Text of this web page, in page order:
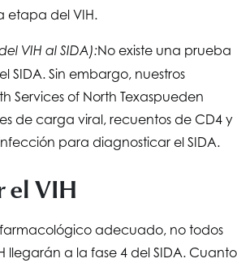
etapa del VIH.
VIH al SIDA):No existe una prueba
SIDA. Sin embargo, nuestros
Services of North Texaspueden
de carga viral, recuentos de CD4 y
para diagnosticar el SIDA.
el VIH
adecuado, no todos
llegarán a la fase 4 del SIDA. Cuanto